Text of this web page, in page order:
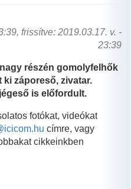
frissítve: 2019.03.17. v. -
23:39
részén gomolyfelhők
záporeső, zivatar.
is előfordult.
fotókat, videókat
címre, vagy
cikkeinkben